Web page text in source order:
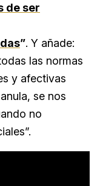
de ser
”. Y añade:
las normas
y afectivas
se nos
no